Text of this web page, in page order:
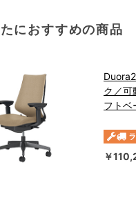
におすすめの商品
ク／可
フトベ
￥